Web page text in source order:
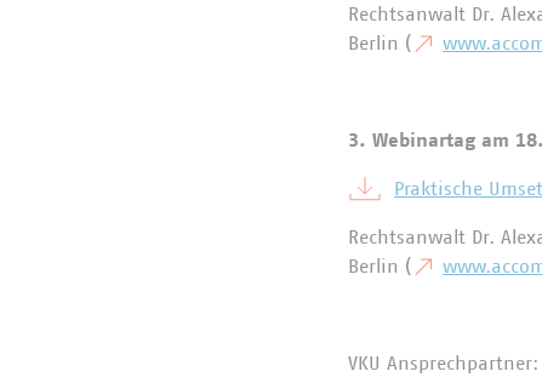
Rechtsanwalt Dr.
Berlin (
3. Webinartag am
Praktische
Rechtsanwalt Dr.
Berlin (
VKU